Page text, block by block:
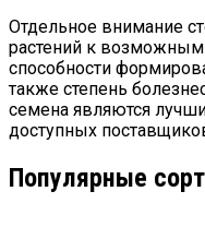
Отдельное внимание
растений к
способности
также степень
семена являются
доступных
Популярные